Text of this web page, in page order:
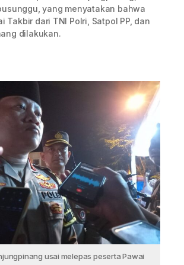
yang menyatakan bahwa
Takbir dari TNI Polri, Satpol PP, dan
dilakukan.
usai melepas peserta Pawai